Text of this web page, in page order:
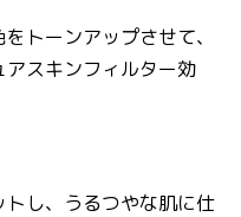
トーンアップさせて、
スキンフィルター効
し、うるつやな肌に仕